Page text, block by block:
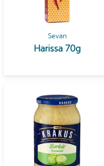
Sevan
Harissa 70g